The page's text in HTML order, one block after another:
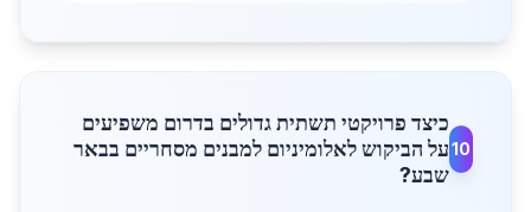
10
כיצד פרויקטי תשתית גדולים בדרום משפיעים
על הביקוש לאלומיניום למבנים מסחריים בבאר
שבע?